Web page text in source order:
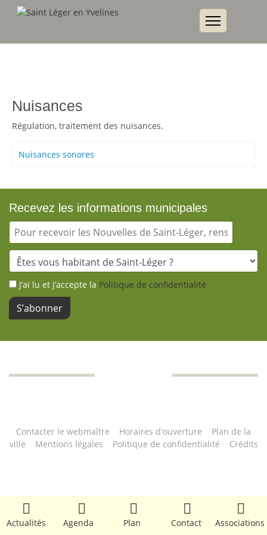
Actualités Agenda Plan Contact Associations
Nuisances
Régulation, traitement des nuisances.
Nuisances sonores
Recevez les informations municipales
J’ai lu et j’accepte la Politique de confidentialité
S’abonner
Contacter le webmaître Horaires d'ouverture
Plan de la
ville
Mentions légales Politique de confidentialité
Crédits